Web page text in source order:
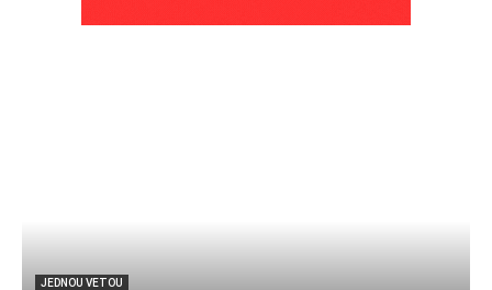
JEDNOU VETOU